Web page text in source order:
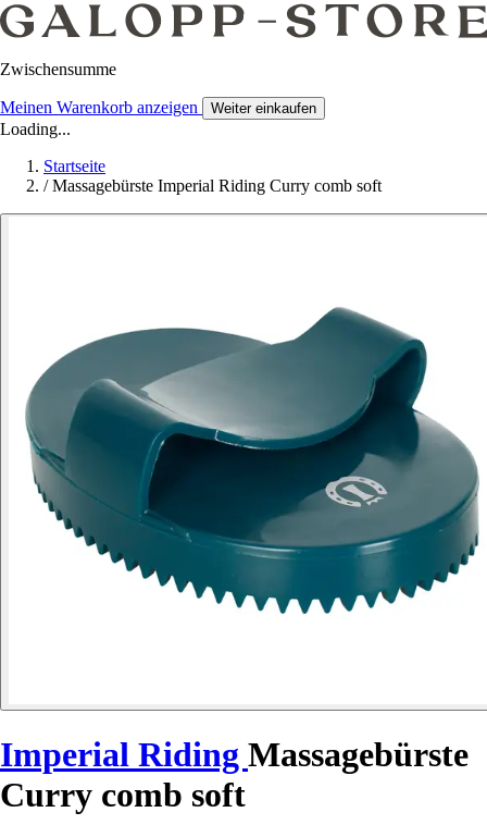
Zwischensumme
Meinen Warenkorb anzeigen Weiter einkaufen
Loading...
Startseite
/ Massagebürste Imperial Riding Curry comb soft
Imperial Riding Massagebürste
Curry comb soft